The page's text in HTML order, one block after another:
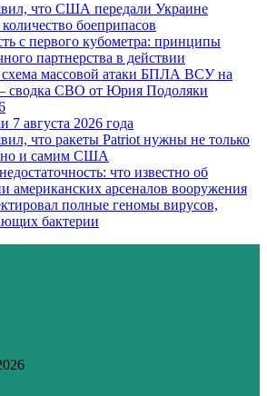
что США передали Украине
боеприпасов
с первого кубометра: принципы
партнерства в действии
схема массовой атаки БПЛА ВСУ на
сводка СВО от Юрия Подоляки
7 августа 2026 года
что ракеты Patriot нужны не только
но и самим США
что известно об
американских арсеналов вооружения
полные геномы вирусов,
бактерии